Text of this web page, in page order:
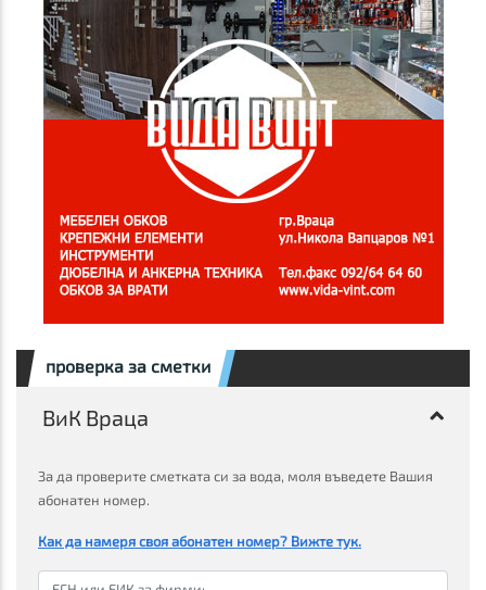
проверка за сметки
ВиК Враца
За да проверите сметката си за вода, моля въведете Вашия
абонатен номер.
Как да намеря своя абонатен номер? Вижте тук.